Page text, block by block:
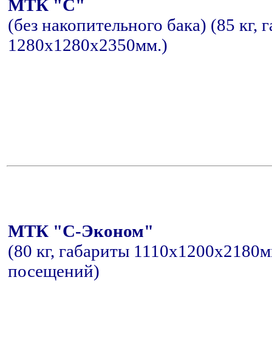
МТК "С"
(без накопительного бака) (85 кг,
1280x1280x2350мм.)
МТК "С-Эконом"
(80 кг, габариты
посещений)